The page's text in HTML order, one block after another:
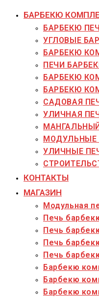
БАРБЕКЮ
БАРБЕКЮ
УГЛОВЫЕ
БАРБЕКЮ
ПЕЧИ
БАРБЕКЮ
БАРБЕКЮ
САДОВАЯ
УЛИЧНАЯ
МАНГАЛЬНЫЙ
МОДУЛЬНЫЕ
УЛИЧНЫЕ
КОНТАКТЫ
МАГАЗИН
Модульная
Печь
Печь
Печь
Печь
Барбекю
Барбекю
Барбекю